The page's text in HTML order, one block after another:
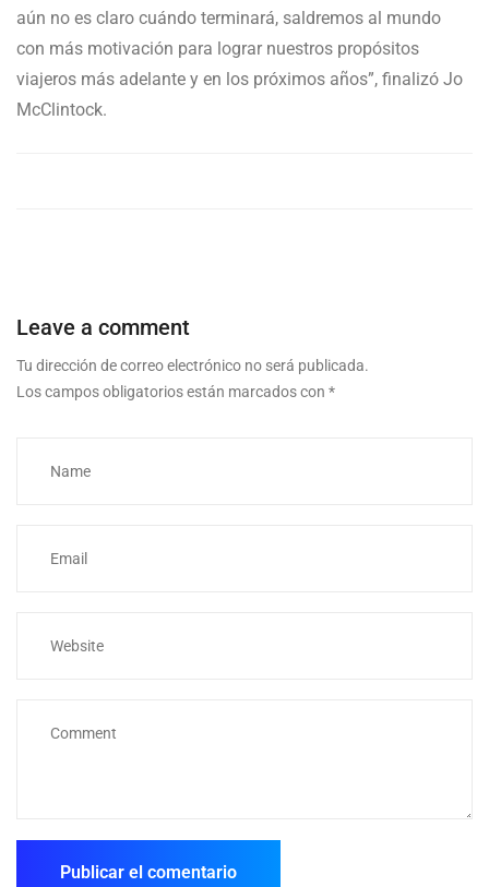
aún no es claro cuándo terminará, saldremos al mundo
con más motivación para lograr nuestros propósitos
viajeros más adelante y en los próximos años”, finalizó Jo
McClintock.
Leave a comment
Tu dirección de correo electrónico no será publicada.
Los campos obligatorios están marcados con *